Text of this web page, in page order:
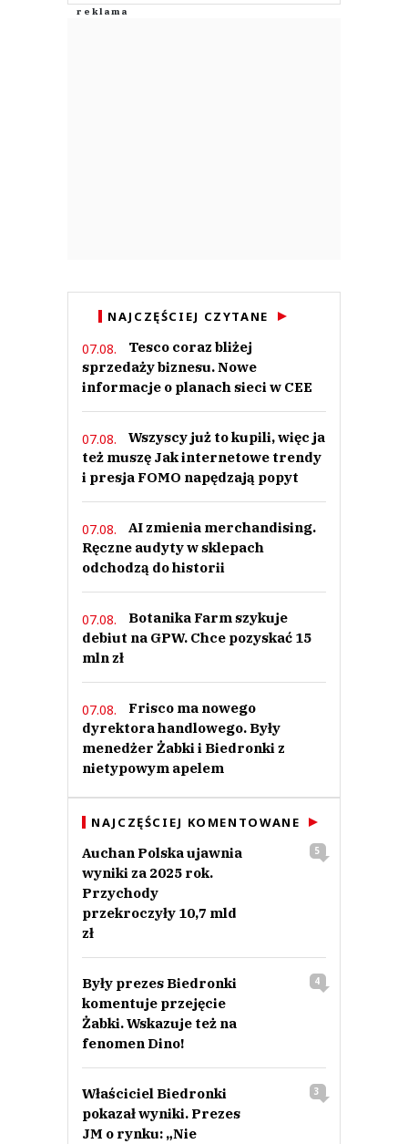
NAJCZĘŚCIEJ CZYTANE
07.08.
Tesco coraz bliżej
sprzedaży biznesu. Nowe
informacje o planach sieci w CEE
07.08.
Wszyscy już to kupili, więc ja
też muszę Jak internetowe trendy
i presja FOMO napędzają popyt
07.08.
AI zmienia merchandising.
Ręczne audyty w sklepach
odchodzą do historii
07.08.
Botanika Farm szykuje
debiut na GPW. Chce pozyskać 15
mln zł
07.08.
Frisco ma nowego
dyrektora handlowego. Były
menedżer Żabki i Biedronki z
nietypowym apelem
NAJCZĘŚCIEJ KOMENTOWANE
Auchan Polska ujawnia
wyniki za 2025 rok.
Przychody
przekroczyły 10,7 mld
zł
5
Były prezes Biedronki
komentuje przejęcie
Żabki. Wskazuje też na
fenomen Dino!
4
Właściciel Biedronki
pokazał wyniki. Prezes
JM o rynku: „Nie
3